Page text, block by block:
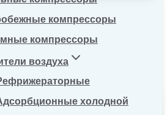
компрессоры
компрессоры
воздуха
холодной